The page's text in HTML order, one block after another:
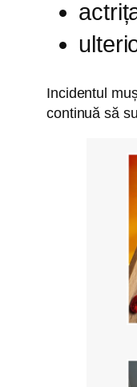
Incidentul
continuă să